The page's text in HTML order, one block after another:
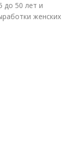
до 50 лет и
женских